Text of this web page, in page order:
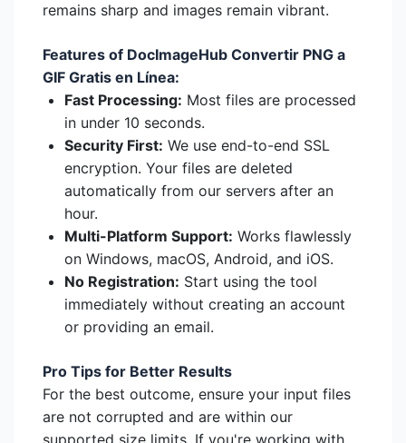
remains sharp and images remain vibrant.
Features of DocImageHub Convertir PNG a
GIF Gratis en Línea:
Fast Processing: Most files are processed
in under 10 seconds.
Security First: We use end-to-end SSL
encryption. Your files are deleted
automatically from our servers after an
hour.
Multi-Platform Support: Works flawlessly
on Windows, macOS, Android, and iOS.
No Registration: Start using the tool
immediately without creating an account
or providing an email.
Pro Tips for Better Results
For the best outcome, ensure your input files
are not corrupted and are within our
supported size limits. If you're working with